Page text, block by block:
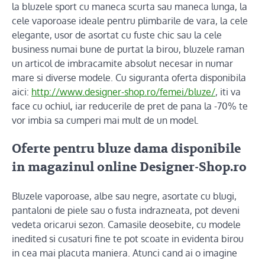
la bluzele sport cu maneca scurta sau maneca lunga, la
cele vaporoase ideale pentru plimbarile de vara, la cele
elegante, usor de asortat cu fuste chic sau la cele
business numai bune de purtat la birou, bluzele raman
un articol de imbracamite absolut necesar in numar
mare si diverse modele. Cu siguranta oferta disponibila
aici: http://www.designer-shop.ro/femei/bluze/, iti va
face cu ochiul, iar reducerile de pret de pana la -70% te
vor imbia sa cumperi mai mult de un model.
Oferte pentru bluze dama disponibile
in magazinul online Designer-Shop.ro
Bluzele vaporoase, albe sau negre, asortate cu blugi,
pantaloni de piele sau o fusta indrazneata, pot deveni
vedeta oricarui sezon. Camasile deosebite, cu modele
inedited si cusaturi fine te pot scoate in evidenta birou
in cea mai placuta maniera. Atunci cand ai o imagine